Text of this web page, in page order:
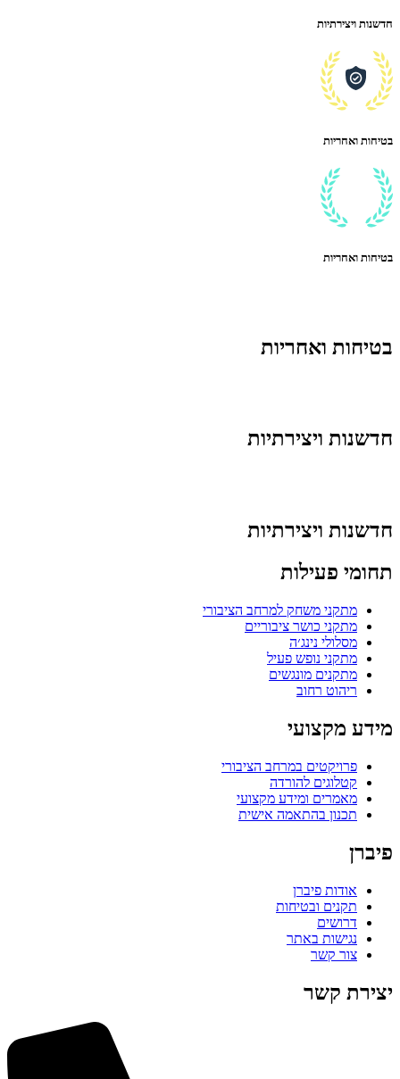
חדשנות ויצירתיות
בטיחות ואחריות
בטיחות ואחריות
בטיחות ואחריות
חדשנות ויצירתיות
חדשנות ויצירתיות
תחומי פעילות
מתקני משחק למרחב הציבורי
מתקני כושר ציבוריים
מסלולי נינג׳ה
מתקני נופש פעיל
מתקנים מונגשים
ריהוט רחוב
מידע מקצועי
פרויקטים במרחב הציבורי
קטלוגים להורדה
מאמרים ומידע מקצועי
תכנון בהתאמה אישית
פיברן
אודות פיברן
תקנים ובטיחות
דרושים
נגישות באתר
צור קשר
יצירת קשר